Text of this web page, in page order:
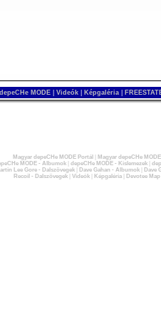
depeCHe MODE Videók Képgaléria
Magyar depeCHe MODE Portál
Magyar depeCHe
MODE - Albumok| depeCHe MODE - Kislemezek|
Lee Gore - Dalszövegek| Dave Gahan - Albumok|
Dave
Recoil - Dalszövegek| Videók| Képgaléria| Devotee Map